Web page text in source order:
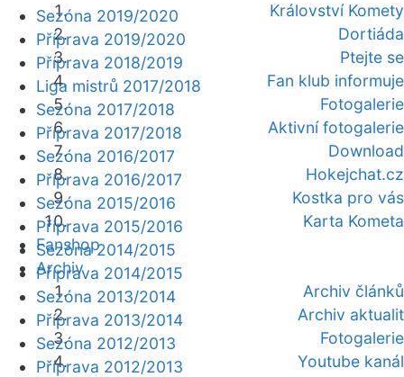
Království Komety
Dortiáda
Ptejte se
Fan klub informuje
Fotogalerie
Aktivní fotogalerie
Download
Hokejchat.cz
Kostka pro vás
Karta Kometa
Fanshop
Archiv
Archiv článků
Archiv aktualit
Fotogalerie
Youtube kanál
Sezóna 2019/2020
Příprava 2019/2020
Příprava 2018/2019
Liga mistrů 2017/2018
Sezóna 2017/2018
Příprava 2017/2018
Sezóna 2016/2017
Příprava 2016/2017
Sezóna 2015/2016
Příprava 2015/2016
Sezóna 2014/2015
Příprava 2014/2015
Sezóna 2013/2014
Příprava 2013/2014
Sezóna 2012/2013
Příprava 2012/2013